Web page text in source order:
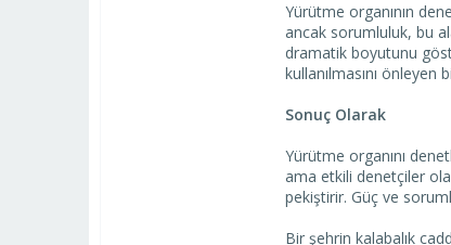
Yürütme organının
ancak sorumluluk, bu
dramatik boyutunu
kullanılmasını
Sonuç Olarak
Yürütme organını
ama etkili denetçiler
pekiştirir. Güç ve
Bir şehrin kalabalık